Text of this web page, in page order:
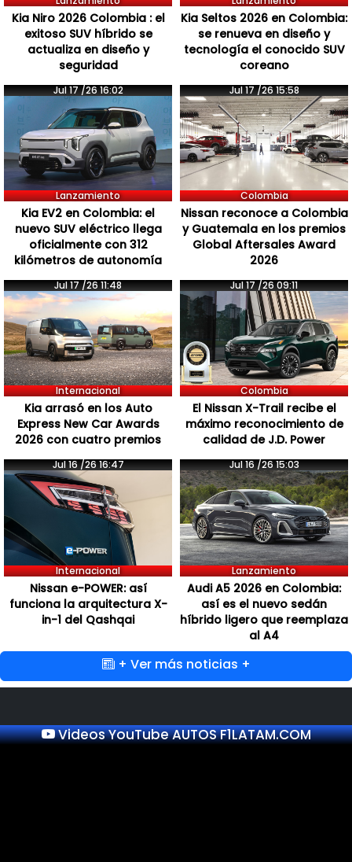
Kia Niro 2026 Colombia : el
exitoso SUV híbrido se
actualiza en diseño y
seguridad
Kia Seltos 2026 en Colombia:
se renueva en diseño y
tecnología el conocido SUV
coreano
Jul 17 /26 16:02
Lanzamiento
Kia EV2 en Colombia: el
nuevo SUV eléctrico llega
oficialmente con 312
kilómetros de autonomía
Jul 17 /26 15:58
Colombia
Nissan reconoce a Colombia
y Guatemala en los premios
Global Aftersales Award
2026
Jul 17 /26 11:48
Internacional
Kia arrasó en los Auto
Express New Car Awards
2026 con cuatro premios
Jul 17 /26 09:11
Colombia
El Nissan X-Trail recibe el
máximo reconocimiento de
calidad de J.D. Power
Jul 16 /26 16:47
Internacional
Nissan e-POWER: así
funciona la arquitectura X-
in-1 del Qashqai
Jul 16 /26 15:03
Lanzamiento
Audi A5 2026 en Colombia:
así es el nuevo sedán
híbrido ligero que reemplaza
al A4
+ Ver más noticias +
Videos YouTube AUTOS F1LATAM.COM